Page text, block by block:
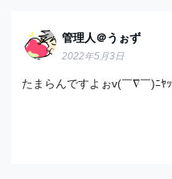
管理人＠うぉず
2022年5月3日
たまらんですよぉv(￣∇￣)ﾆﾔｯ